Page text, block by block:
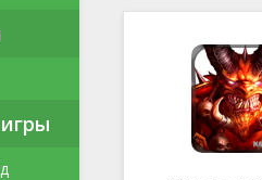
и сценарии,